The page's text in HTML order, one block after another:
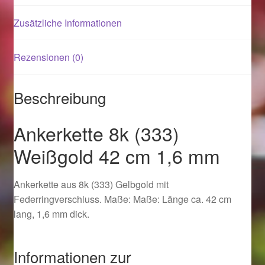
Magisches und Festliches zu Halloween 2021
Magisches und Festliches zu Halloween 2022
Mein Konto
Ostergeschenke finden für Ostern 2015
Ostergeschenke finden für Ostern 2016
Ostergeschenke finden für Ostern 2017
Ostergeschenke finden für Ostern 2018
Zusätzliche Informationen
Rezensionen (0)
Beschreibung
Ankerkette 8k (333)
Weißgold 42 cm 1,6 mm
Ankerkette aus 8k (333) Gelbgold mit
Federringverschluss. Maße: Maße: Länge ca. 42 cm
lang, 1,6 mm dick.
Informationen zur